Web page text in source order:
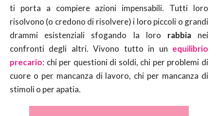
ti porta a compiere azioni impensabili. Tutti loro
risolvono (o credono di risolvere) i loro piccoli o grandi
drammi esistenziali sfogando la loro rabbianei
confronti degli altri. Vivono tutto in un equilibrio
precario: chi per questioni di soldi, chi per problemi di
cuore o per mancanza di lavoro, chi per mancanza di
stimoli o per apatia.